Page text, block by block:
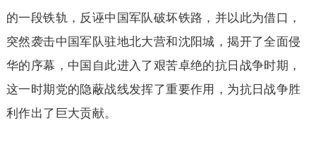
的一段铁轨，反诬中国军队破坏铁路，并以此为借口，
突然袭击中国军队驻地北大营和沈阳城，揭开了全面侵
华的序幕，中国自此进入了艰苦卓绝的抗日战争时期，
这一时期党的隐蔽战线发挥了重要作用，为抗日战争胜
利作出了巨大贡献。